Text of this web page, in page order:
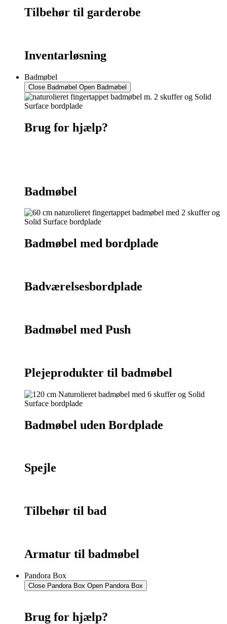
Tilbehør til garderobe
Inventarløsning
Badmøbel
Close Badmøbel Open Badmøbel
Brug for hjælp?
Badmøbel
Badmøbel med bordplade
Badværelsesbordplade
Badmøbel med Push
Plejeprodukter til badmøbel
Badmøbel uden Bordplade
Spejle
Tilbehør til bad
Armatur til badmøbel
Pandora Box
Close Pandora Box Open Pandora Box
Brug for hjælp?